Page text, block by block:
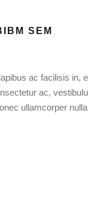
SEM
ac facilisis in,
ac,
ullamcorper